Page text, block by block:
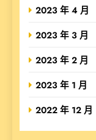
2023 年 4 月
2023 年 3 月
2023 年 2 月
2023 年 1 月
2022 年 12 月